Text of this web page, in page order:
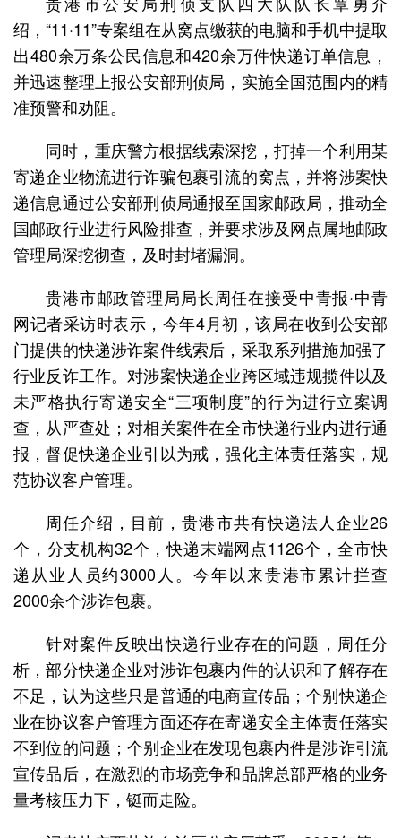
绍，“11·11”专案组在从窝点缴获的电脑和手机中提取
出480余万条公民信息和420余万件快递订单信息，
并迅速整理上报公安部刑侦局，实施全国范围内的精
准预警和劝阻。
同时，重庆警方根据线索深挖，打掉一个利用某
寄递企业物流进行诈骗包裹引流的窝点，并将涉案快
递信息通过公安部刑侦局通报至国家邮政局，推动全
国邮政行业进行风险排查，并要求涉及网点属地邮政
管理局深挖彻查，及时封堵漏洞。
贵港市邮政管理局局长周任在接受中青报·中青
网记者采访时表示，今年4月初，该局在收到公安部
门提供的快递涉诈案件线索后，采取系列措施加强了
行业反诈工作。对涉案快递企业跨区域违规揽件以及
未严格执行寄递安全“三项制度”的行为进行立案调
查，从严查处；对相关案件在全市快递行业内进行通
报，督促快递企业引以为戒，强化主体责任落实，规
范协议客户管理。
周任介绍，目前，贵港市共有快递法人企业26
个，分支机构32个，快递末端网点1126个，全市快
递从业人员约3000人。今年以来贵港市累计拦查
2000余个涉诈包裹。
针对案件反映出快递行业存在的问题，周任分
析，部分快递企业对涉诈包裹内件的认识和了解存在
不足，认为这些只是普通的电商宣传品；个别快递企
业在协议客户管理方面还存在寄递安全主体责任落实
不到位的问题；个别企业在发现包裹内件是涉诈引流
宣传品后，在激烈的市场竞争和品牌总部严格的业务
量考核压力下，铤而走险。